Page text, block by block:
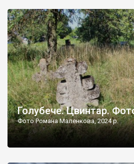
бруньками, кози ті бруньки
делікатес. На цвинтарі у Голубечому
різноманітних форм хрестів. Село
Голубече. Цвинтар.
Фото Романа Маленкова, 2024 р.